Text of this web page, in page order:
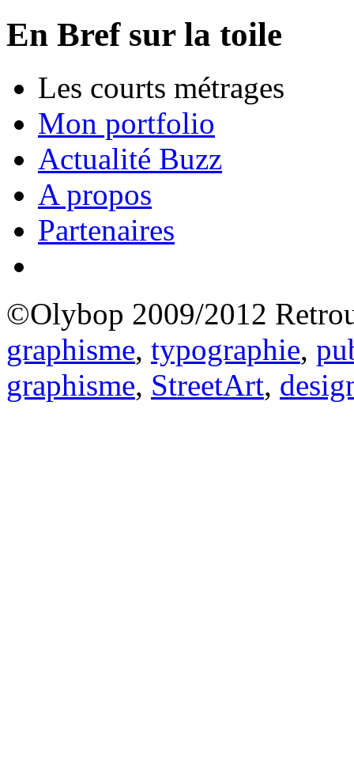
En Bref sur la toile
Les courts métrages
Mon portfolio
Actualité Buzz
A propos
Partenaires
©Olybop 2009/2012
graphisme, typographie,
graphisme, StreetArt,